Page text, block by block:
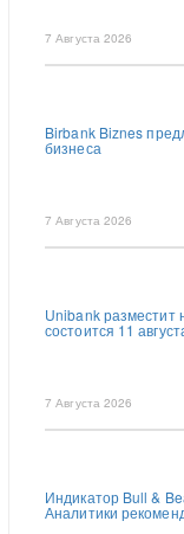
7 Августа 2026
Birbank Biznes
бизнеса
7 Августа 2026
Unibank
состоится 11
7 Августа 2026
Индикатор Bull &
Аналитики